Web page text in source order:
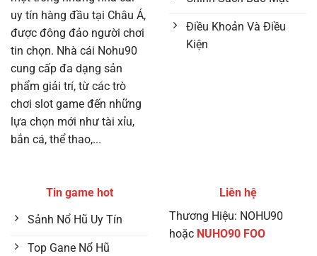
uy tín hàng đầu tại Châu Á,
được đông đảo người chơi
tin chọn. Nhà cái Nohu90
cung cấp đa dạng sản
phẩm giải trí, từ các trò
chơi slot game đến những
lựa chọn mới như tài xỉu,
bắn cá, thể thao,...
Điều Khoản Và Điều
Kiện
Tin game hot
Sảnh Nổ Hũ Uy Tín
Top Gane Nổ Hũ
Liên hệ
Thương Hiệu: NOHU90
hoặc NUHO90 FOO